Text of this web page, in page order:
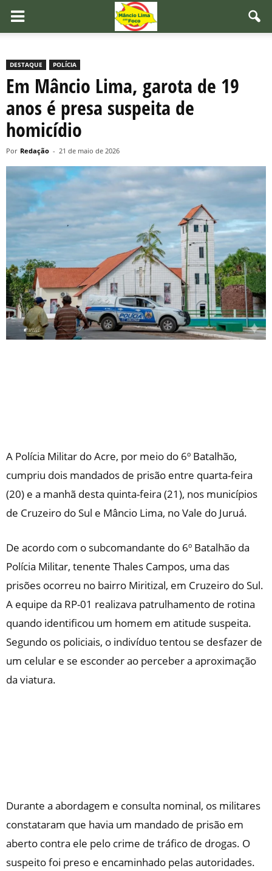
DESTAQUE POLÍCIA
Em Mâncio Lima, garota de 19
anos é presa suspeita de
homicídio
Por Redação - 21 de maio de 2026
A Polícia Militar do Acre, por meio do 6º Batalhão,
cumpriu dois mandados de prisão entre quarta-feira
(20) e a manhã desta quinta-feira (21), nos municípios
de Cruzeiro do Sul e Mâncio Lima, no Vale do Juruá.
De acordo com o subcomandante do 6º Batalhão da
Polícia Militar, tenente Thales Campos, uma das
prisões ocorreu no bairro Miritizal, em Cruzeiro do Sul.
A equipe da RP-01 realizava patrulhamento de rotina
quando identificou um homem em atitude suspeita.
Segundo os policiais, o indivíduo tentou se desfazer de
um celular e se esconder ao perceber a aproximação
da viatura.
Durante a abordagem e consulta nominal, os militares
constataram que havia um mandado de prisão em
aberto contra ele pelo crime de tráfico de drogas. O
suspeito foi preso e encaminhado pelas autoridades.